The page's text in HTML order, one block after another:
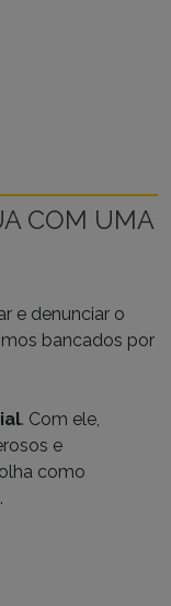
COM UMA
e denunciar o
bancados por
. Com ele,
e
como